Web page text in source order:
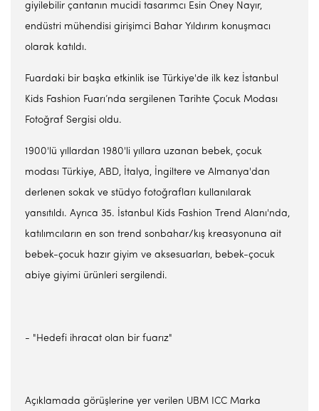
giyilebilir çantanın mucidi tasarımcı Esin Öney Nayır,
endüstri mühendisi girişimci Bahar Yıldırım konuşmacı
olarak katıldı.
Fuardaki bir başka etkinlik ise Türkiye'de ilk kez İstanbul
Kids Fashion Fuarı’nda sergilenen Tarihte Çocuk Modası
Fotoğraf Sergisi oldu.
1900'lü yıllardan 1980'li yıllara uzanan bebek, çocuk
modası Türkiye, ABD, İtalya, İngiltere ve Almanya'dan
derlenen sokak ve stüdyo fotoğrafları kullanılarak
yansıtıldı. Ayrıca 35. İstanbul Kids Fashion Trend Alanı'nda,
katılımcıların en son trend sonbahar/kış kreasyonuna ait
bebek-çocuk hazır giyim ve aksesuarları, bebek-çocuk
abiye giyimi ürünleri sergilendi.
- "Hedefi ihracat olan bir fuarız"
Açıklamada görüşlerine yer verilen UBM ICC Marka